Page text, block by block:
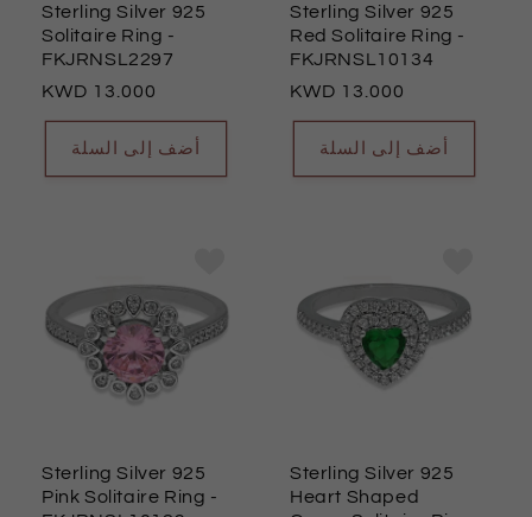
Sterling Silver 925
Solitaire Ring -
FKJRNSL2297
السعر
العادي
13.000
أضف إلى السلة
Sterling Silver 925
Red Solitaire Ring -
FKJRNSL10134
السعر
العادي
13.000
أضف إلى السلة
Sterling Silver 925
Pink Solitaire Ring -
Sterling Silver 925
Heart Shaped